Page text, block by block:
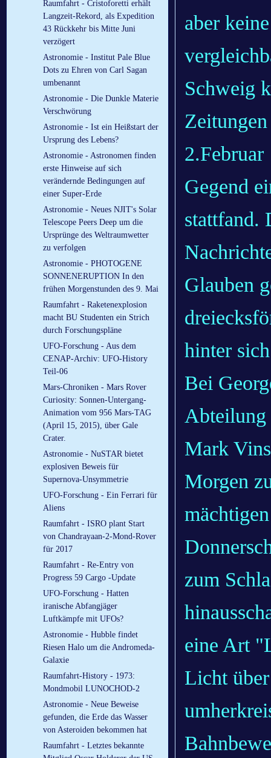
Raumfahrt - Cristoforetti erhält
Langzeit-Rekord, als Expedition
43 Rückkehr bis Mitte Juni
verzögert
Astronomie - Institut Pale Blue
Dots zu Ehren von Carl Sagan
umbenannt
Astronomie - Die Dunkle Materie
Verschwörung
Astronomie - Ist ein Heißstart der
Ursprung des Lebens?
Astronomie - Astronomen finden
erste Hinweise auf sich
verändernde Bedingungen auf
einer Super-Erde
Astronomie - Neues NJIT's Solar
Telescope Peers Deep um die
Ursprünge des Weltraumwetter
zu verfolgen
Astronomie - PHOTOGENE
SONNENERUPTION In den
frühen Morgenstunden des 9. Mai
Raumfahrt - Raketenexplosion
macht BU Studenten ein Strich
durch Forschungspläne
UFO-Forschung - Aus dem
CENAP-Archiv: UFO-History
Teil-06
Mars-Chroniken - Mars Rover
Curiosity: Sonnen-Untergang-
Animation vom 956 Mars-TAG
(April 15, 2015), über Gale
Crater.
Astronomie - NuSTAR bietet
explosiven Beweis für
Supernova-Unsymmetrie
UFO-Forschung - Ein Ferrari für
Aliens
Raumfahrt - ISRO plant Start
von Chandrayaan-2-Mond-Rover
für 2017
Raumfahrt - Re-Entry von
Progress 59 Cargo -Update
UFO-Forschung - Hatten
iranische Abfangjäger
Luftkämpfe mit UFOs?
Astronomie - Hubble findet
Riesen Halo um die Andromeda-
Galaxie
Raumfahrt-History - 1973:
Mondmobil LUNOCHOD-2
Astronomie - Neue Beweise
gefunden, die Erde das Wasser
von Asteroiden bekommen hat
Raumfahrt - Letztes bekannte
aber
Schweig
Gegend
stattfand.
Glauben
hinter
Bei
Abteilung
Mark
Morgen
zum
eine Art
Licht